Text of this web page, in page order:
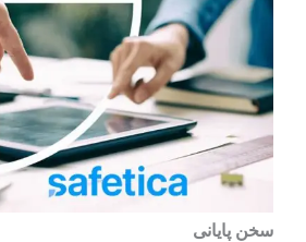
سخن پایانی